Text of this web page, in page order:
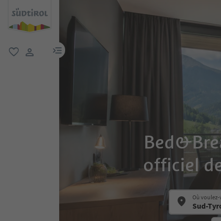
lien menu
officiel
Où voulez-